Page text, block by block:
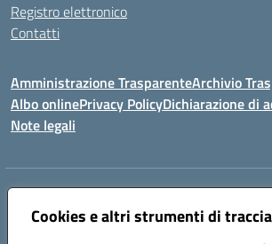
Cookies e altri strumenti di
Registro elettronico
Contatti
Amministrazione TrasparenteArchivio
Albo onlinePrivacy PolicyDichiarazione di
Note legali
Indirizzo:
Centralino:096721161 Email: